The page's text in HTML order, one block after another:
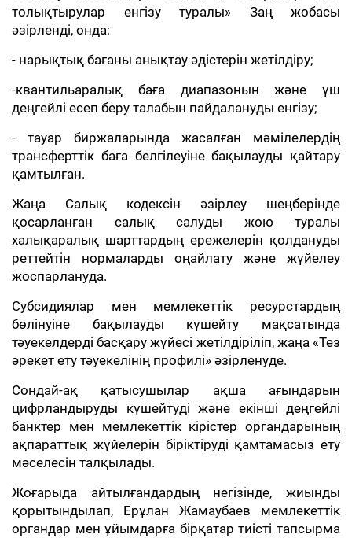
толықтырулар енгізу туралы» Заң жобасы
әзірленді, онда:
- нарықтық бағаны анықтау әдістерін жетілдіру;
-квантильаралық баға диапазонын және үш
деңгейлі есеп беру талабын пайдалануды енгізу;
- тауар биржаларында жасалған мәмілелердің
трансферттік баға белгілеуіне бақылауды қайтару
қамтылған.
Жаңа Салық кодексін әзірлеу шеңберінде
қосарланған салық салуды жою туралы
халықаралық шарттардың ережелерін қолдануды
реттейтін нормаларды оңайлату және жүйелеу
жоспарлануда.
Субсидиялар мен мемлекеттік ресурстардың
бөлінуіне бақылауды күшейту мақсатында
тәуекелдерді басқару жүйесі жетілдіріліп, жаңа «Тез
әрекет ету тәуекелінің профилі» әзірленуде.
Сондай-ақ қатысушылар ақша ағындарын
цифрландыруды күшейтуді және екінші деңгейлі
банктер мен мемлекеттік кірістер органдарының
ақпараттық жүйелерін біріктіруді қамтамасыз ету
мәселесін талқылады.
Жоғарыда айтылғандардың негізінде, жиынды
қорытындылап, Ерұлан Жамаубаев мемлекеттік
органдар мен ұйымдарға бірқатар тиісті тапсырма